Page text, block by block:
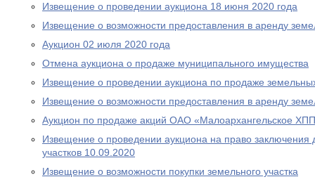
Извещение о проведении аукциона 18 июня 2020 года
Извещение о возможности предоставления в аренду
Аукцион 02 июля 2020 года
Отмена аукциона о продаже муниципального имущества
Извещение о проведении аукциона по продаже
Извещение о возможности предоставления в аренду
Аукцион по продаже акций ОАО «Малоархангельское
Извещение о проведении аукциона на право заключения
участков 10.09.2020
Извещение о возможности покупки земельного участка